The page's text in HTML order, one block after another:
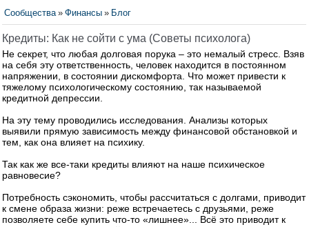
Сообщества » Финансы » Блог
Кредиты: Как не сойти с ума (Советы психолога)
Не секрет, что любая долговая порука – это немалый стресс. Взяв
на себя эту ответственность, человек находится в постоянном
напряжении, в состоянии дискомфорта. Что может привести к
тяжелому психологическому состоянию, так называемой
кредитной депрессии.
На эту тему проводились исследования. Анализы которых
выявили прямую зависимость между финансовой обстановкой и
тем, как она влияет на психику.
Так как же все-таки кредиты влияют на наше психическое
равновесие?
Потребность сэкономить, чтобы рассчитаться с долгами, приводит
к смене образа жизни: реже встречаетесь с друзьями, реже
позволяете себе купить что-то «лишнее»... Всё это приводит к